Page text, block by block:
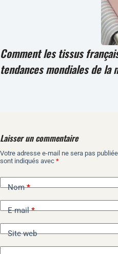
Comment les tissus
tendances mondiales de la
Laisser un commentaire
Votre adresse e-mail ne sera pas
sont indiqués avec *
Nom*
E-mail*
Site web
A
l
n
a
t
i